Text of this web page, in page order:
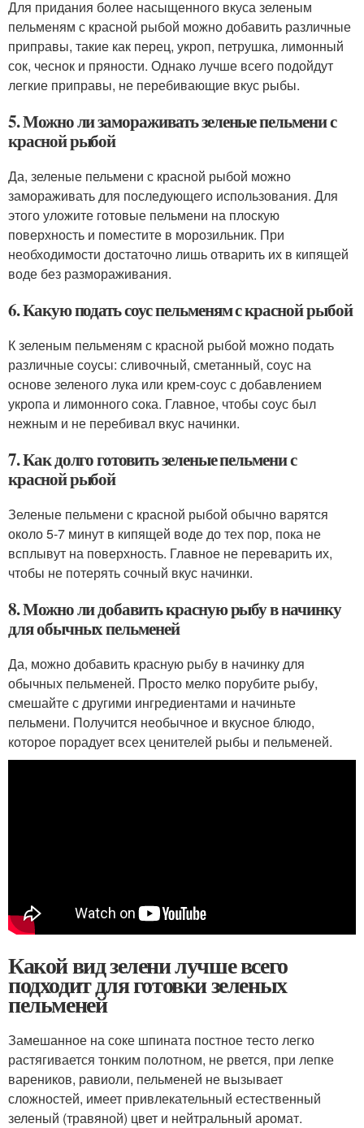
Для придания более насыщенного вкуса зеленым
пельменям с красной рыбой можно добавить различные
приправы, такие как перец, укроп, петрушка, лимонный
сок, чеснок и пряности. Однако лучше всего подойдут
легкие приправы, не перебивающие вкус рыбы.
5. Можно ли замораживать зеленые пельмени с
красной рыбой
Да, зеленые пельмени с красной рыбой можно
замораживать для последующего использования. Для
этого уложите готовые пельмени на плоскую
поверхность и поместите в морозильник. При
необходимости достаточно лишь отварить их в кипящей
воде без размораживания.
6. Какую подать соус пельменям с красной рыбой
К зеленым пельменям с красной рыбой можно подать
различные соусы: сливочный, сметанный, соус на
основе зеленого лука или крем-соус с добавлением
укропа и лимонного сока. Главное, чтобы соус был
нежным и не перебивал вкус начинки.
7. Как долго готовить зеленые пельмени с
красной рыбой
Зеленые пельмени с красной рыбой обычно варятся
около 5-7 минут в кипящей воде до тех пор, пока не
всплывут на поверхность. Главное не переварить их,
чтобы не потерять сочный вкус начинки.
8. Можно ли добавить красную рыбу в начинку
для обычных пельменей
Да, можно добавить красную рыбу в начинку для
обычных пельменей. Просто мелко порубите рыбу,
смешайте с другими ингредиентами и начиньте
пельмени. Получится необычное и вкусное блюдо,
которое порадует всех ценителей рыбы и пельменей.
Какой вид зелени лучше всего
подходит для готовки зеленых
пельменей
Замешанное на соке шпината постное тесто легко
растягивается тонким полотном, не рвется, при лепке
вареников, равиоли, пельменей не вызывает
сложностей, имеет привлекательный естественный
зеленый (травяной) цвет и нейтральный аромат.